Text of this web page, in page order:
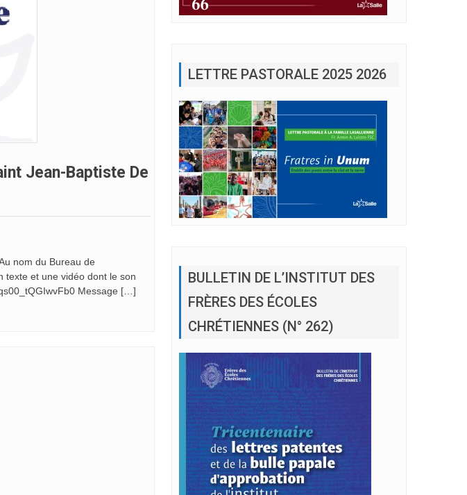
Jean-Baptiste De
nom du Bureau de
texte et une vidéo dont le son
Message […]
LETTRE PASTORALE 2025 2026
BULLETIN DE L’INSTITUT DES
FRÈRES DES ÉCOLES
CHRÉTIENNES (N° 262)